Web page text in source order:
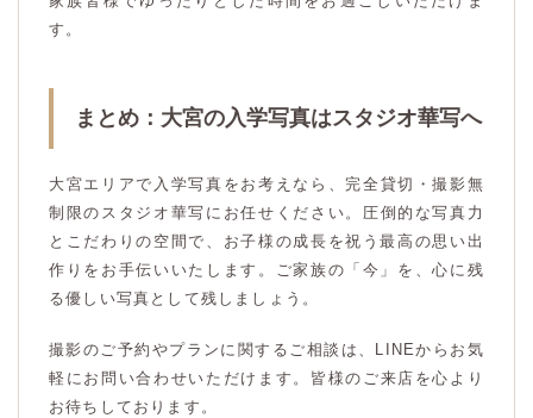
す。
まとめ：大宮の入学写真はスタジオ華写へ
大宮エリアで入学写真をお考えなら、完全貸切・撮影無
制限のスタジオ華写にお任せください。圧倒的な写真力
とこだわりの空間で、お子様の成長を祝う最高の思い出
作りをお手伝いいたします。ご家族の「今」を、心に残
る優しい写真として残しましょう。
撮影のご予約やプランに関するご相談は、LINEからお気
軽にお問い合わせいただけます。皆様のご来店を心より
お待ちしております。